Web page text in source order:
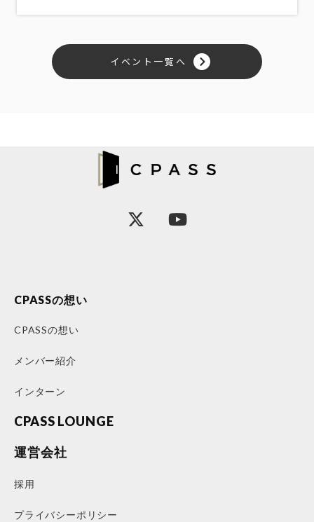
イベント一覧へ
CPASSの想い
CPASSの想い
メンバー紹介
インターン
CPASS LOUNGE
運営会社
採用
プライバシーポリシー